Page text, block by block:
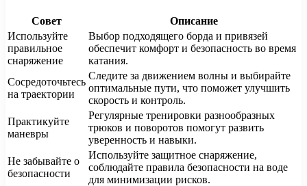
Совет
Описание
Используйте
правильное
снаряжение
Выбор подходящего борда и привязей
обеспечит комфорт и безопасность во время
катания.
Сосредоточьтесь
на траектории
Следите за движением волны и выбирайте
оптимальные пути, что поможет улучшить
скорость и контроль.
Практикуйте
маневры
Регулярные тренировки разнообразных
трюков и поворотов помогут развить
уверенность и навыки.
Не забывайте о
безопасности
Используйте защитное снаряжение,
соблюдайте правила безопасности на воде
для минимизации рисков.